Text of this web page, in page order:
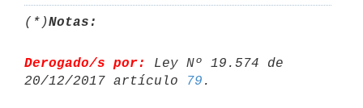
(*)Notas:
Derogado/s por:
Ley Nº 19.574 de
20/12/2017 artículo
79